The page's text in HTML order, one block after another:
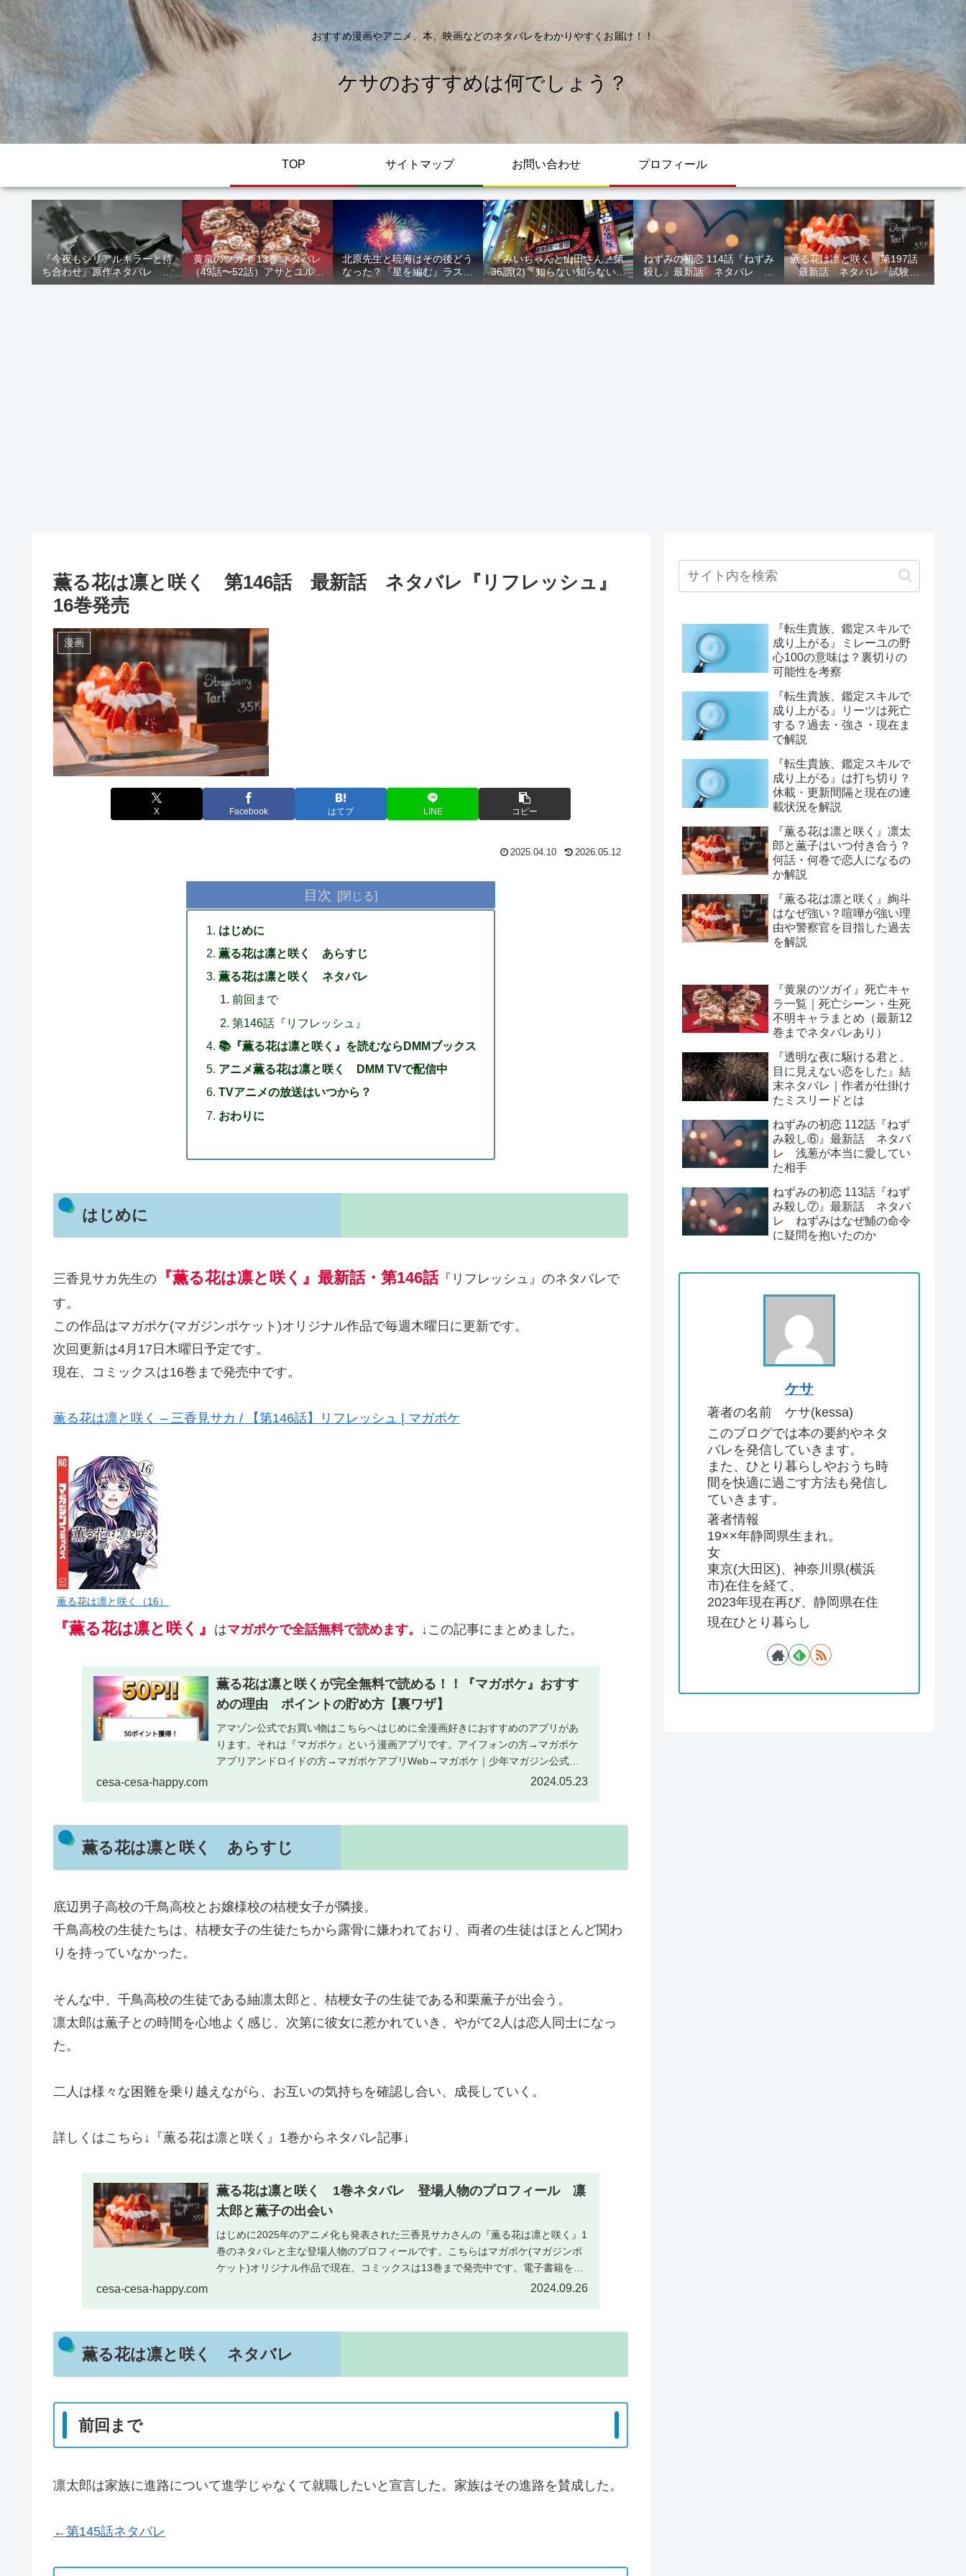
おすすめ漫画やアニメ、本、映画などのネタバレをわかりやすくお届け！！
ケサのおすすめは何でしょう？
TOP サイトマップ お問い合わせ プロフィール
『今夜もシリアルキラーと待
ち合わせ』原作ネタバレ 断
髪オブジェ殺人事件 犯人の
黄泉のツガイ 13巻 ネタバレ
（49話〜52話）アサとユルが
家出！西ノ村の真実とヒカル
北原先生と暁海はその後どう
なった？『星を編む』ラスト
をネタバレ解説
『みいちゃんと山田さん』第
36話(2)『知らない知らない知
らない』最新話 ネタバレ 犯
ねずみの初恋 114話『ねずみ
殺し』最新話 ネタバレ 水
鳥死亡 鯆を殺すか
薫る花は凛と咲く 第197話
最新話 ネタバレ『試験結
果』
薫る花は凛と咲く 第146話 最新話 ネタバレ『リフレッシュ』
16巻発売
漫画
X Facebook はてブ LINE コピー
2025.04.10 2026.05.12
目次
はじめに
薫る花は凛と咲く あらすじ
薫る花は凛と咲く ネタバレ
前回まで
第146話『リフレッシュ』
📚『薫る花は凛と咲く』を読むならDMMブックス
アニメ薫る花は凛と咲く DMM TVで配信中
TVアニメの放送はいつから？
おわりに
はじめに
三香見サカ先生の 『薫る花は凛と咲く』最新話・第146話『リフレッシュ』のネタバレで
す。
この作品はマガポケ(マガジンポケット)オリジナル作品で毎週木曜日に更新です。
次回更新は4月17日木曜日予定です。
現在、コミックスは16巻まで発売中です。
薫る花は凛と咲く – 三香見サカ / 【第146話】リフレッシュ | マガポケ
薫る花は凛と咲く（16）
『薫る花は凛と咲く』 はマガポケで全話無料で読めます。 ↓この記事にまとめました。
薫る花は凛と咲くが完全無料で読める！！『マガポケ』おすす
めの理由 ポイントの貯め方【裏ワザ】
アマゾン公式でお買い物はこちらへはじめに全漫画好きにおすすめのアプリがあ
ります。それは『マガポケ』という漫画アプリです。アイフォンの方→マガポケ
アプリアンドロイドの方→マガポケアプリWeb→マガポケ｜少年マガジン公式無
cesa-cesa-happy.com 2024.05.23
薫る花は凛と咲く あらすじ
底辺男子高校の千鳥高校とお嬢様校の桔梗女子が隣接。
千鳥高校の生徒たちは、桔梗女子の生徒たちから露骨に嫌われており、両者の生徒はほとんど関わ
りを持っていなかった。
そんな中、千鳥高校の生徒である紬凛太郎と、桔梗女子の生徒である和栗薫子が出会う。
凛太郎は薫子との時間を心地よく感じ、次第に彼女に惹かれていき、やがて2人は恋人同士になっ
た。
二人は様々な困難を乗り越えながら、お互いの気持ちを確認し合い、成長していく。
詳しくはこちら↓『薫る花は凛と咲く』1巻からネタバレ記事↓
薫る花は凛と咲く 1巻ネタバレ 登場人物のプロフィール 凛
太郎と薫子の出会い
はじめに2025年のアニメ化も発表された三香見サカさんの『薫る花は凛と咲く』1
巻のネタバレと主な登場人物のプロフィールです。こちらはマガポケ(マガジンポ
ケット)オリジナル作品で現在、コミックスは13巻まで発売中です。電子書籍を買
cesa-cesa-happy.com 2024.09.26
薫る花は凛と咲く ネタバレ
前回まで
凛太郎は家族に進路について進学じゃなくて就職したいと宣言した。家族はその進路を賛成した。
←第145話ネタバレ
『転生貴族、鑑定スキルで
成り上がる』ミレーユの野
心100の意味は？裏切りの
可能性を考察
『転生貴族、鑑定スキルで
成り上がる』リーツは死亡
する？過去・強さ・現在ま
で解説
『転生貴族、鑑定スキルで
成り上がる』は打ち切り？
休載・更新間隔と現在の連
載状況を解説
『薫る花は凛と咲く』凛太
郎と薫子はいつ付き合う？
何話・何巻で恋人になるの
か解説
『薫る花は凛と咲く』絢斗
はなぜ強い？喧嘩が強い理
由や警察官を目指した過去
を解説
『黄泉のツガイ』死亡キャ
ラ一覧｜死亡シーン・生死
不明キャラまとめ（最新12
巻までネタバレあり）
『透明な夜に駆ける君と、
目に見えない恋をした』結
末ネタバレ｜作者が仕掛け
たミスリードとは
ねずみの初恋 112話『ねず
み殺し⑥』最新話 ネタバ
レ 浅葱が本当に愛してい
た相手
ねずみの初恋 113話『ねず
み殺し⑦』最新話 ネタバ
レ ねずみはなぜ鯆の命令
に疑問を抱いたのか
ケサ
著者の名前 ケサ(kessa)
このブログでは本の要約やネタ
バレを発信していきます。
また、ひとり暮らしやおうち時
間を快適に過ごす方法も発信し
ていきます。
著者情報
19××年静岡県生まれ。
女
東京(大田区)、神奈川県(横浜
市)在住を経て、
2023年現在再び、静岡県在住
現在ひとり暮らし